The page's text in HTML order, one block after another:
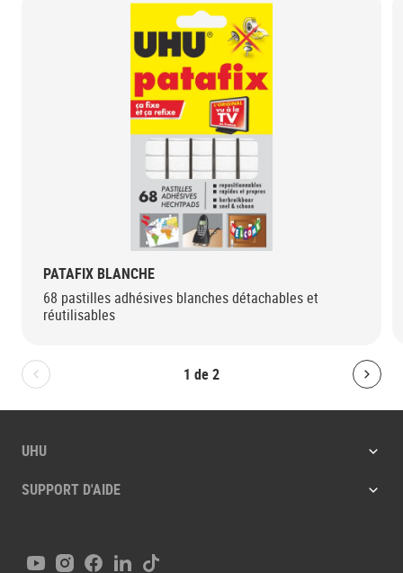
1 de2
Bolton.General.PreviousSlide
PATAFIX BLANCHE
68 pastilles adhésives blanches détachables et
réutilisables
UHU
SUPPORT D'AIDE